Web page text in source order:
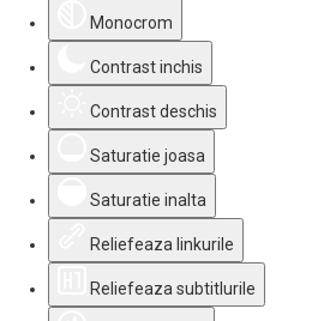
Monocrom
Contrast inchis
Contrast deschis
Saturatie joasa
Saturatie inalta
Reliefeaza linkurile
Reliefeaza subtitlurile